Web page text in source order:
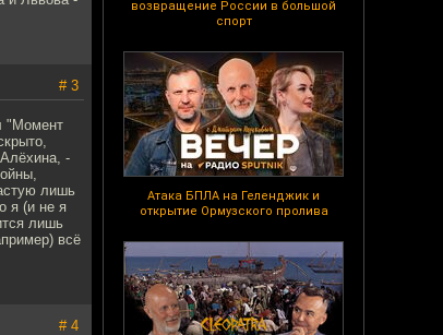
возвращение России в большой
спорт
Атака БПЛА на Геленджик и
открытие Ормузского пролива
# 3
"Момент
-
лишь
я (и не я
лишь
всё
# 4